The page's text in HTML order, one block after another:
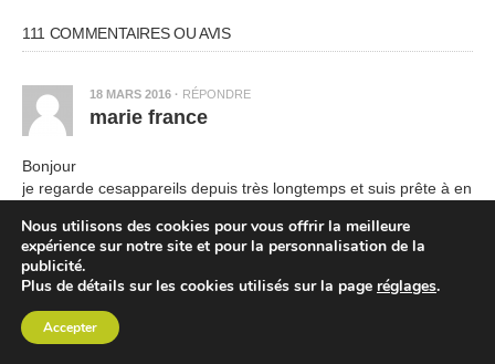
111 COMMENTAIRES OU AVIS
18 MARS 2016 · RÉPONDRE
marie france
Bonjour
je regarde cesappareils depuis très longtemps et suis prête à en
j’hésite entre ces 2 appareils qui correspondent à mon budget et
mes critères principaux
biochef atlas whole vertical
– je souhaite pouvoir faire des jus de fruits et légumes (un peu
Nous utilisons des cookies pour vous offrir la meilleure
expérience sur notre site et pour la personnalisation de la
publicité.
Plus de détails sur les cookies utilisés sur la page réglages.
Accepter